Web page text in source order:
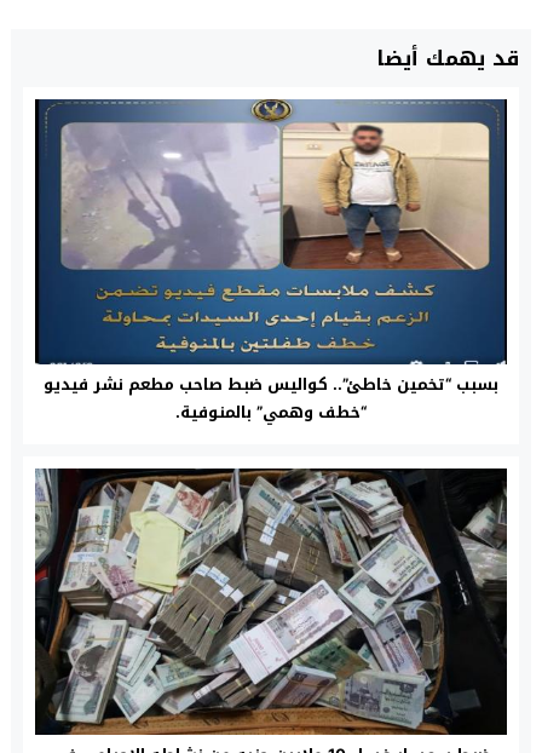
قد يهمك أيضا
بسبب “تخمين خاطئ”.. كواليس ضبط صاحب مطعم نشر فيديو
“خطف وهمي” بالمنوفية.